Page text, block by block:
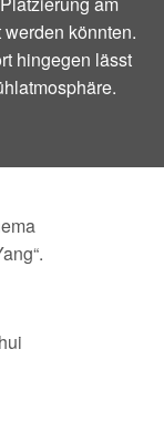
könnten.
hingegen lässt